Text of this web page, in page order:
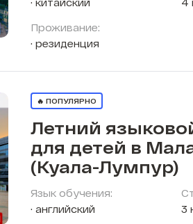
китайский
Проживание:
резиденция
4
🔥 ПОПУЛЯРНО
Летний
для детей в
(Куала-Лумпур)
Язык обучения:
английский
3